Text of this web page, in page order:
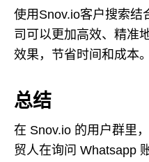
使用Snov.io客户搜索结
司可以更加高效、精准
效果，节省时间和成本。
总结
在 Snov.io 的用户群里
贸人在询问 Whatsapp